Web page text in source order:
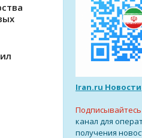
Iran.ru Новости
Подписывайтесь
канал для
получения